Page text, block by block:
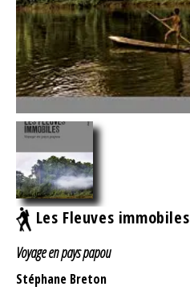
Les Fleuves immobiles
Voyage en pays papou
Stéphane Breton